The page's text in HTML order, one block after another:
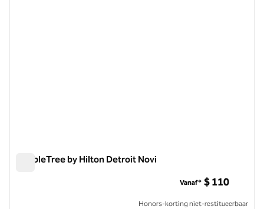
DoubleTree by Hilton Detroit Novi
Vanaf* $ 110
Honors-korting niet-restitueerbaar